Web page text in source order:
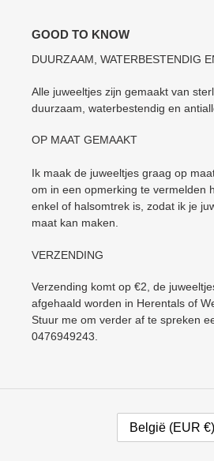
GOOD TO KNOW
DUURZAAM, WATERBESTENDIG
Alle juweeltjes zijn gemaakt van
duurzaam, waterbestendig en
OP MAAT GEMAAKT
Ik maak de juweeltjes graag op
om in een opmerking te vermelden
enkel of halsomtrek is, zodat ik je
maat kan maken.
VERZENDING
Verzending komt op €2, de
afgehaald worden in Herentals of
Stuur me om verder af te spreken
0476949243.
België (EUR €)